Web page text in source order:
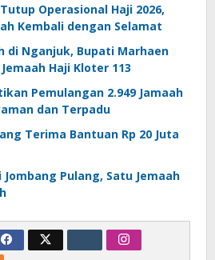
Operasional Haji 2026,
Kembali dengan Selamat
di Nganjuk, Bupati Marhaen
Haji Kloter 113
Pemulangan 2.949 Jamaah
dan Terpadu
Terima Bantuan Rp 20 Juta
Jombang Pulang, Satu Jemaah